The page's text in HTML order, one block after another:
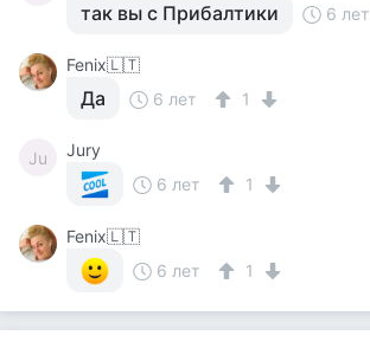
так вы с Прибалтики 6 лет
Fenix🇱🇹
Да 6 лет 1
Ju
Jury
6 лет
1
Fenix🇱🇹
6 лет
1